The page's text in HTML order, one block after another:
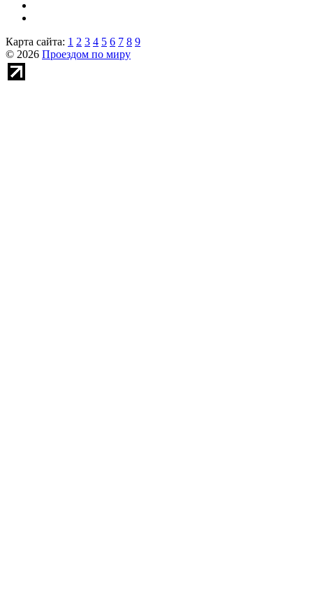
Карта сайта: 1 2 3 4 5 6 7 8 9
© 2026 Проездом по миру